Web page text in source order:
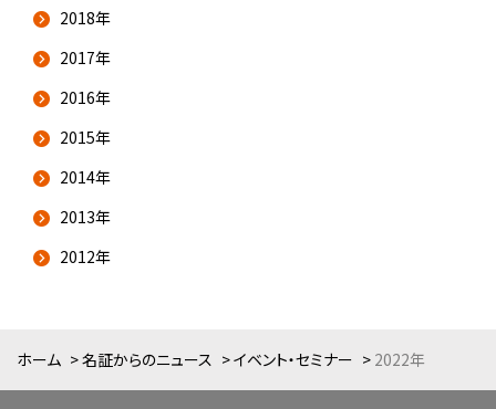
ホーム 名証からのニュース イベント・セミナー 2022年
2018年
2017年
2016年
2015年
2014年
2013年
2012年